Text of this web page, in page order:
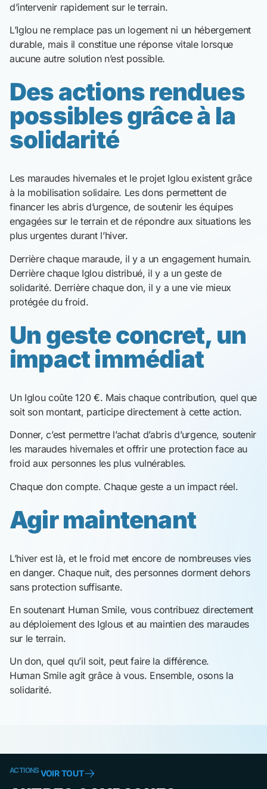
d’intervenir rapidement sur le terrain.
L’Iglou ne remplace pas un logement ni un hébergement
durable, mais il constitue une réponse vitale lorsque
aucune autre solution n’est possible.
Des actions rendues
possibles grâce à la
solidarité
Les maraudes hivernales et le projet Iglou existent grâce
à la mobilisation solidaire. Les dons permettent de
financer les abris d’urgence, de soutenir les équipes
engagées sur le terrain et de répondre aux situations les
plus urgentes durant l’hiver.
Derrière chaque maraude, il y a un engagement humain.
Derrière chaque Iglou distribué, il y a un geste de
solidarité. Derrière chaque don, il y a une vie mieux
protégée du froid.
Un geste concret, un
impact immédiat
Un Iglou coûte 120 €. Mais chaque contribution, quel que
soit son montant, participe directement à cette action.
Donner, c’est permettre l’achat d’abris d’urgence, soutenir
les maraudes hivernales et offrir une protection face au
froid aux personnes les plus vulnérables.
Chaque don compte. Chaque geste a un impact réel.
Agir maintenant
L’hiver est là, et le froid met encore de nombreuses vies
en danger. Chaque nuit, des personnes dorment dehors
sans protection suffisante.
En soutenant Human Smile, vous contribuez directement
au déploiement des Iglous et au maintien des maraudes
sur le terrain.
Un don, quel qu’il soit, peut faire la différence.
Human Smile agit grâce à vous. Ensemble, osons la
solidarité.
ACTIONSVOIR TOUT